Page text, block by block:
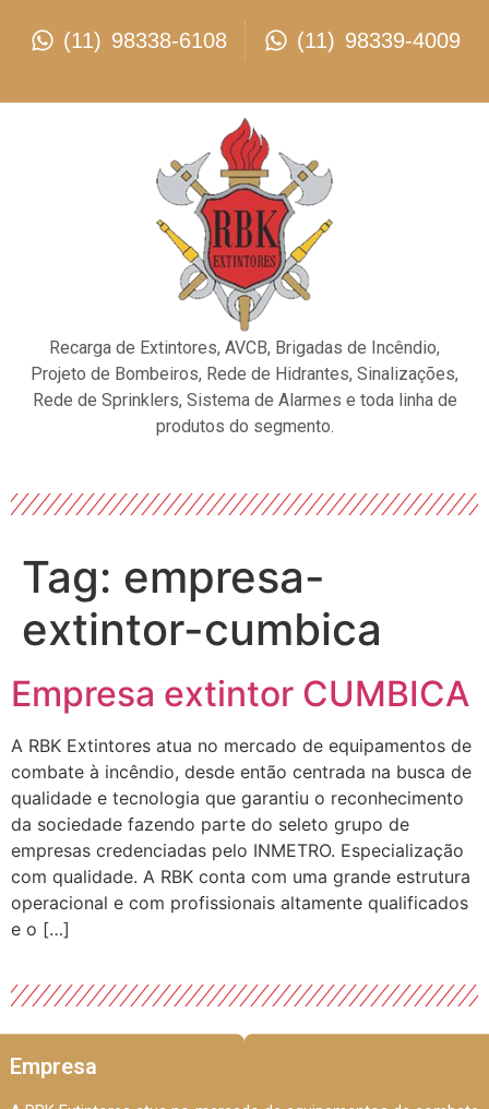
(11) 98338-6108 (11) 98339-4009
Recarga de Extintores, AVCB, Brigadas de Incêndio,
Projeto de Bombeiros, Rede de Hidrantes, Sinalizações,
Rede de Sprinklers, Sistema de Alarmes e toda linha de
produtos do segmento.
Tag: empresa-
extintor-cumbica
Empresa extintor CUMBICA
A RBK Extintores atua no mercado de equipamentos de
combate à incêndio, desde então centrada na busca de
qualidade e tecnologia que garantiu o reconhecimento
da sociedade fazendo parte do seleto grupo de
empresas credenciadas pelo INMETRO. Especialização
com qualidade. A RBK conta com uma grande estrutura
operacional e com profissionais altamente qualificados
e o […]
Empresa